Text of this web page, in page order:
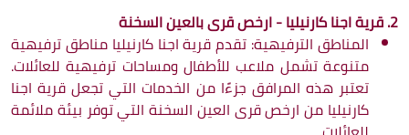
2. قرية اجنا كارنيليا - ارخص قرى بالعين السخنة
المناطق الترفيهية: تقدم قرية اجنا كارنيليا مناطق ترفيهية
متنوعة تشمل ملاعب للأطفال ومساحات ترفيهية للعائلات.
تعتبر هذه المرافق جزءًا من الخدمات التي تجعل قرية اجنا
كارنيليا من ارخص قرى العين السخنة التي توفر بيئة ملائمة